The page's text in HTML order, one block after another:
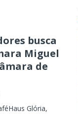
busca
Miguel
de
Glória,